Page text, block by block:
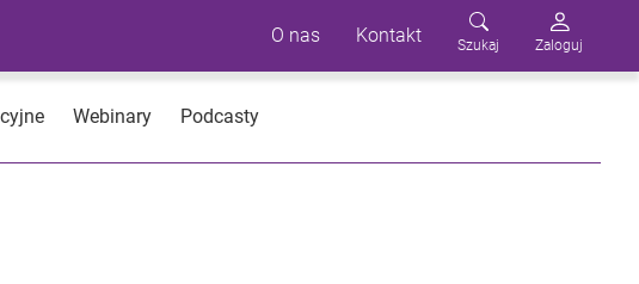
O nas Kontakt Szukaj Zaloguj
Webinary Podcasty